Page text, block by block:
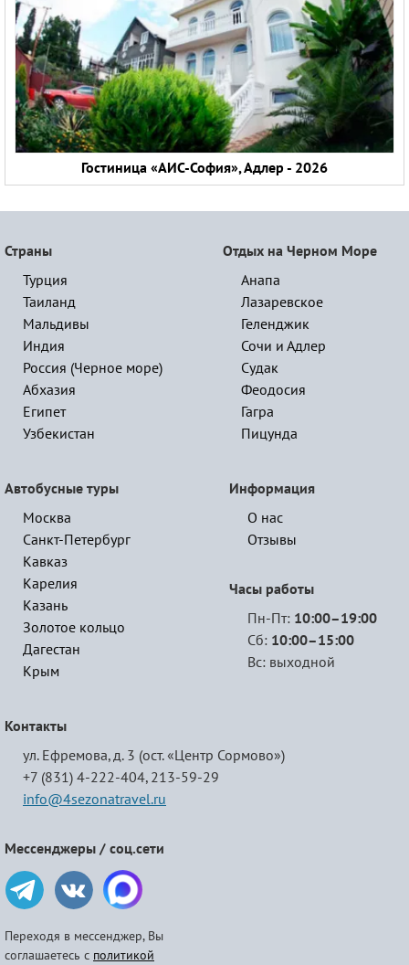
Гостиница «АИС-София», Адлер - 2026
Страны
Турция
Таиланд
Мальдивы
Индия
Россия (Черное море)
Абхазия
Египет
Узбекистан
Отдых на Черном Море
Анапа
Лазаревское
Геленджик
Сочи и Адлер
Судак
Феодосия
Гагра
Пицунда
Автобусные туры
Москва
Санкт-Петербург
Кавказ
Карелия
Казань
Золотое кольцо
Дагестан
Крым
Информация
О нас
Отзывы
Часы работы
Пн-Пт: 10:00–19:00
Сб: 10:00–15:00
Вс: выходной
Контакты
ул. Ефремова, д. 3 (ост. «Центр Сормово»)
+7 (831) 4-222-404, 213-59-29
info@4sezonatravel.ru
Мессенджеры / соц.сети
Переходя в мессенджер, Вы
соглашаетесь с политикой